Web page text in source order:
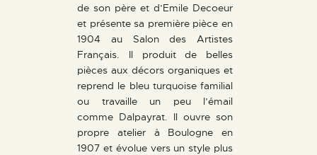
de son père et d’Emile Decoeur
et présente sa première pièce en
1904 au Salon des Artistes
Français. Il produit de belles
pièces aux décors organiques et
reprend le bleu turquoise familial
ou travaille un peu l’émail
comme Dalpayrat. Il ouvre son
propre atelier à Boulogne en
1907 et évolue vers un style plus